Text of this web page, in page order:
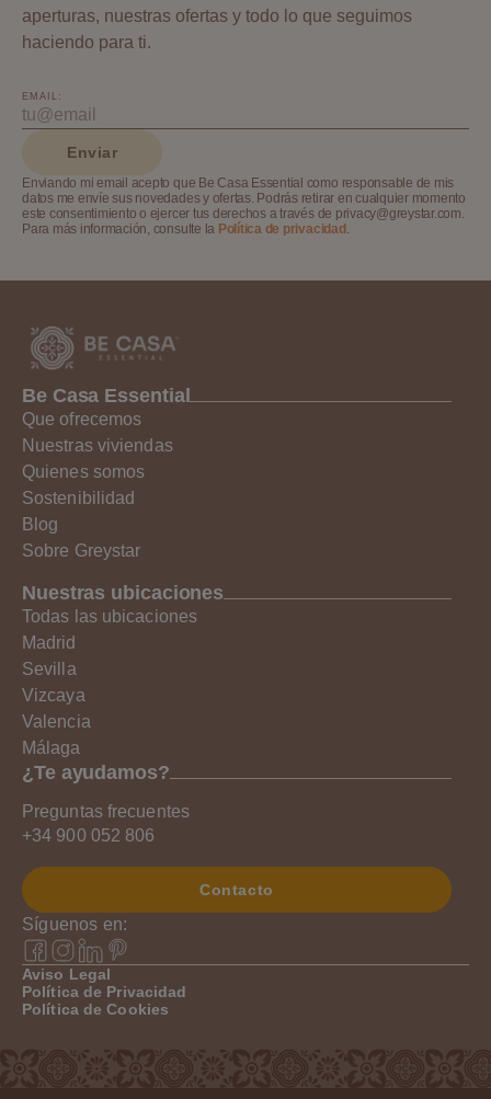
aperturas, nuestras ofertas y todo lo que seguimos
haciendo para ti.
EMAIL:
Enviar
Enviando mi email acepto que Be Casa Essential como responsable de mis
datos me envíe sus novedades y ofertas. Podrás retirar en cualquier momento
este consentimiento o ejercer tus derechos a través de privacy@greystar.com.
Para más información, consulte la Política de privacidad .
Be Casa Essential
Que ofrecemos
Nuestras viviendas
Quienes somos
Sostenibilidad
Blog
Sobre Greystar
Nuestras ubicaciones
Todas las ubicaciones
Madrid
Sevilla
Vizcaya
Valencia
Málaga
¿Te ayudamos?
Preguntas frecuentes
+34 900 052 806
Contacto
Aviso Legal
Política de Privacidad
Política de Cookies
Síguenos en: